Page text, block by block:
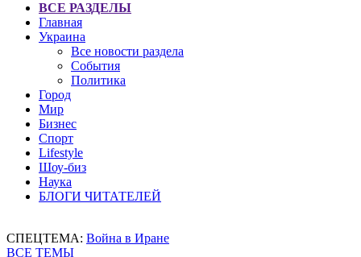
ВСЕ РАЗДЕЛЫ
Главная
Украина
Все новости раздела
События
Политика
Город
Мир
Бизнес
Спорт
Lifestyle
Шоу-биз
Наука
БЛОГИ ЧИТАТЕЛЕЙ
СПЕЦТЕМА: Война в Иране
ВСЕ ТЕМЫ